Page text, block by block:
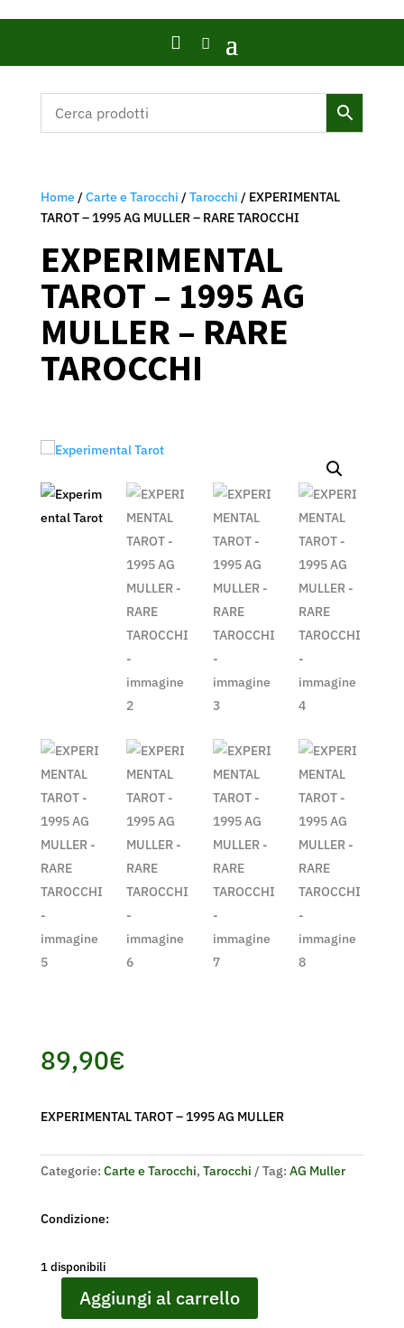

Home/Carte e Tarocchi /Tarocchi / EXPERIMENTAL
TAROT – 1995 AG MULLER – RARE TAROCCHI
EXPERIMENTAL
TAROT – 1995 AG
MULLER – RARE
TAROCCHI
89,90€
EXPERIMENTAL TAROT – 1995 AG MULLER
Categorie: Carte e Tarocchi, Tarocchi Tag: AG Muller
Condizione:
1 disponibili
EXPERIMENTAL
Aggiungi al carrello